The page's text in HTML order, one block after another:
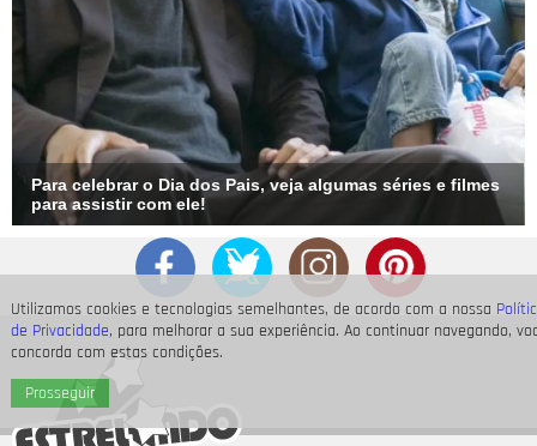
Utilizamos cookies e tecnologias semelhantes, de acordo com a nossa
de Privacidade, para melhorar a sua experiência. Ao continuar navegando,
concorda com estas condições.
Prosseguir
Para celebrar o Dia dos Pais, veja algumas séries e filmes
para assistir com ele!